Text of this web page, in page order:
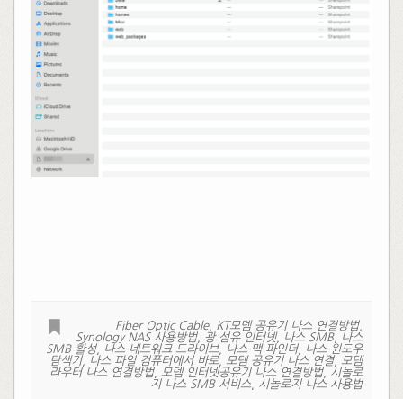
Fiber Optic Cable, KT모뎀 공유기 나스 연결방법,
Synology NAS 사용방법, 광 섬유 인터넷, 나스 SMB,
나스
SMB 활성, 나스 네트워크 드라이브, 나스 맥 파인더,
나스 윈도우
탐색기, 나스 파일 컴퓨터에서 바로, 모뎀 공유기 나스 연결, 모뎀
라우터 나스 연결방법, 모뎀 인터넷공유기 나스 연결방법, 시놀로
지 나스 SMB 서비스
시놀로지 나스 사용법